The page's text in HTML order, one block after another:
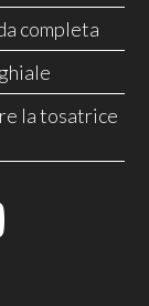
completa
la tosatrice